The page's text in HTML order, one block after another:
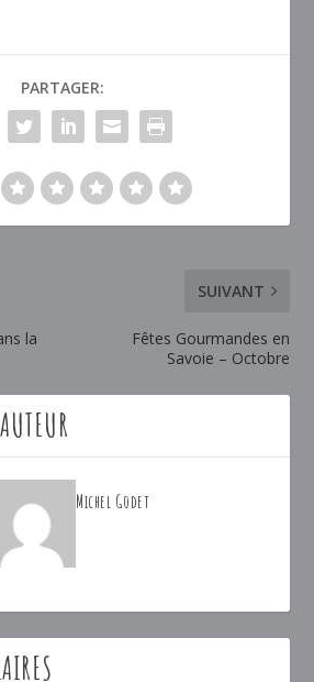
PARTAGER:
la
SUIVANT
Fêtes Gourmandes en
Savoie – Octobre
Michel Godet